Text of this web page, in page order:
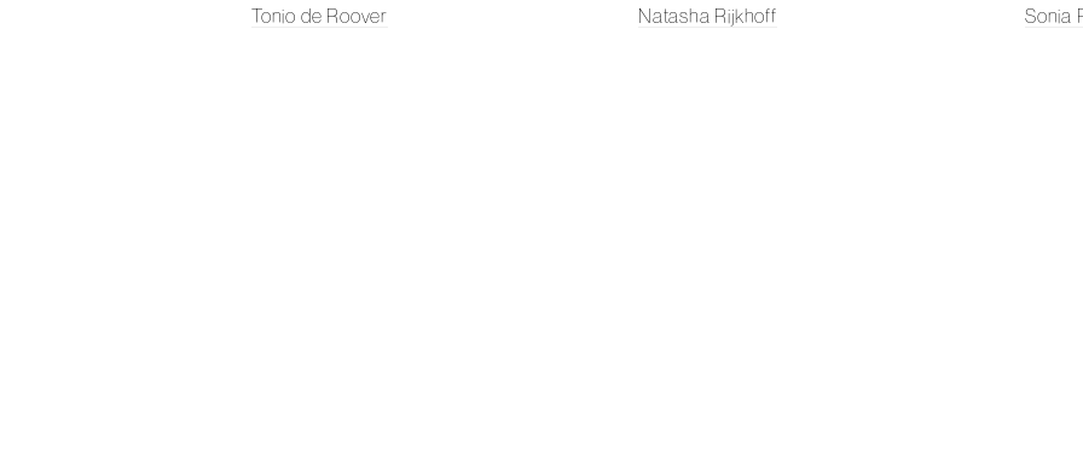
Tonio de Roover Natasha Rijkhoff Sonia